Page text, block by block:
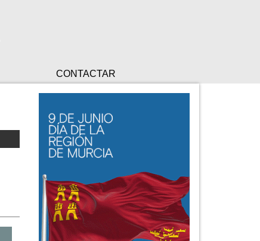
CONTACTAR